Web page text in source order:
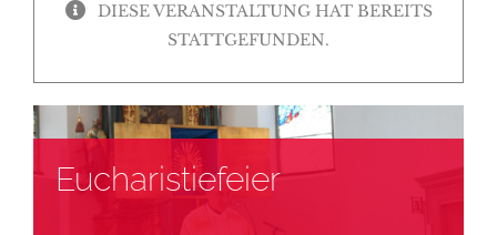
DIESE VERANSTALTUNG HAT BEREITS
STATTGEFUNDEN.
Eucharistiefeier